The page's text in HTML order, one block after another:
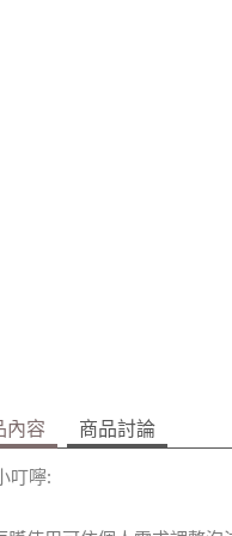
內容 商品討論
叮嚀: